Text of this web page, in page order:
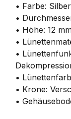
• Farbe: Silber
•
• Höhe: 12
•
•
•
• Krone:
•